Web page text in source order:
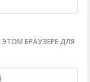
БРАУЗЕРЕ ДЛЯ